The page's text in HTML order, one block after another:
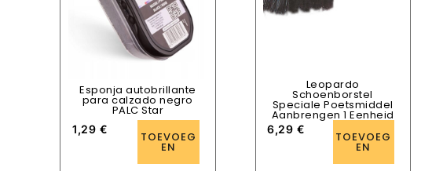
Esponja autobrillante
para calzado negro
PALC Star
1,29 €
TOEVOEG
EN
Leopardo
Schoenborstel
Speciale Poetsmiddel
Aanbrengen 1 Eenheid
6,29 €
TOEVOEG
EN